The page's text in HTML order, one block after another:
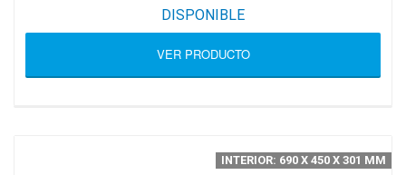
DISPONIBLE
VER PRODUCTO
INTERIOR: 690 X 450 X 301 MM